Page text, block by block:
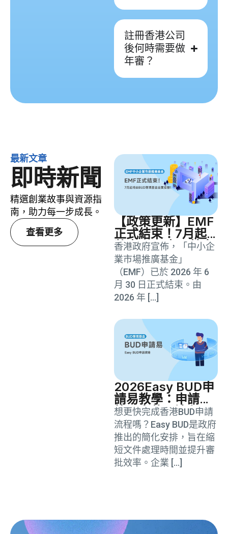
註冊香港公司
後何時需要做
年審？
最新文章
即時新聞
精選創業故事與資源指
南，助力每一步成長。
查看更多
【政策更新】EMF
正式結束！7月起
將由BUD專項基金
全面接替！
香港政府宣佈，「中小企
業市場推廣基金」
（EMF）已於 2026 年 6
月 30 日正式結束。由
2026 年 […]
2026Easy BUD申
請易教學：申請資
格、文件及流程
想更快完成香港BUD申請
流程嗎？Easy BUD是政府
推出的簡化安排，旨在縮
短文件處理時間並提升審
批效率。企業 […]